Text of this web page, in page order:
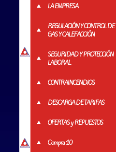
LA EMPRESA
REGULACIÓN Y CONTROL DE
GAS Y CALEFACCIÓN
SEGURIDAD Y PROTECCIÓN
LABORAL
CONTRAINCENDIOS
DESCARGA DE TARIFAS
OFERTAS y REPUESTOS
Compra 10